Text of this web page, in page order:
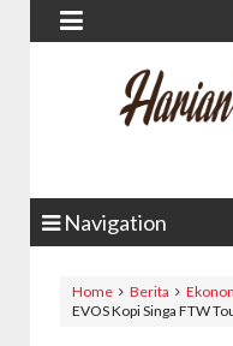

Navigation
Home Berita
EVOS Kopi Singa FTW